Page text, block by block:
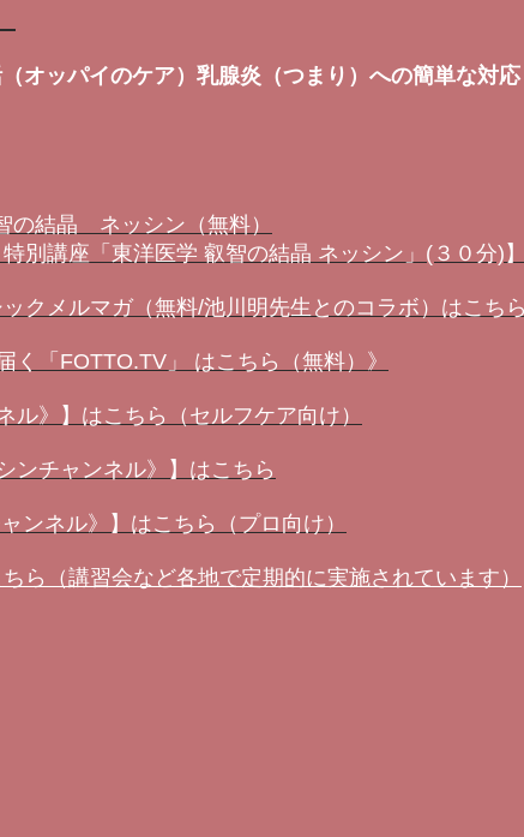
オッパイのケア）乳腺炎（つまり）への簡単な対応
の結晶 ネッシン（無料）
別講座「東洋医学 叡智の結晶 ネッシン」(３０分)
クメルマガ（無料/池川明先生とのコラボ）はこちら
「FOTTO.TV」 はこちら（無料）》
》】はこちら（セルフケア向け）
チャンネル》】はこちら
ネル》】はこちら（プロ向け）
ら（講習会など各地で定期的に実施されています）